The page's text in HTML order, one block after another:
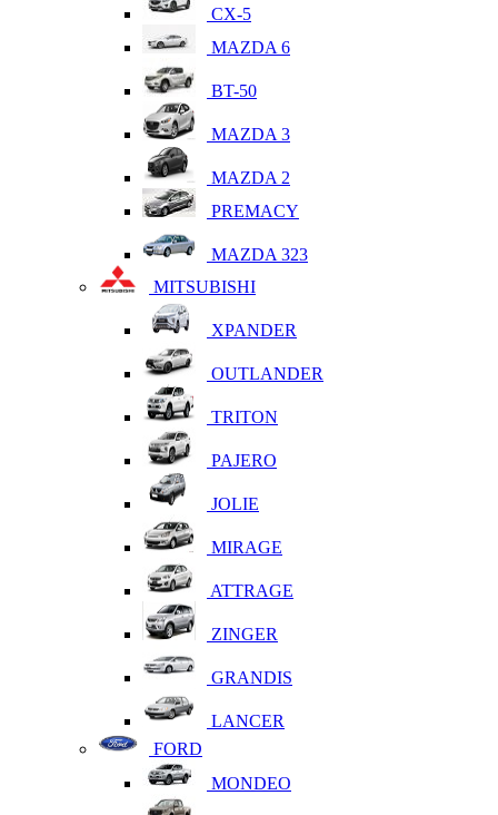
CX-5
MAZDA 6
BT-50
MAZDA 3
MAZDA 2
PREMACY
MAZDA 323
MITSUBISHI
XPANDER
OUTLANDER
TRITON
PAJERO
JOLIE
MIRAGE
ATTRAGE
ZINGER
GRANDIS
LANCER
FORD
MONDEO